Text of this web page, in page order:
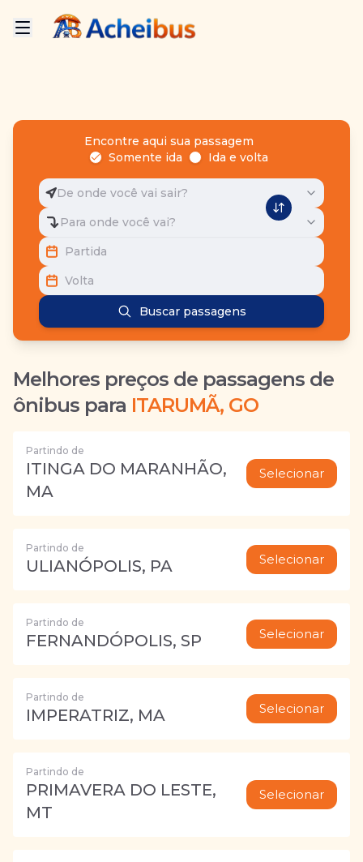
Encontre aqui sua passagem
Somente ida
Ida e volta
De onde você vai sair?
Para onde você vai?
Partida
Volta
Buscar passagens
Melhores preços de passagens de
ônibus para ITARUMÃ, GO
Partindo de
ITINGA DO MARANHÃO,
MA
Selecionar
Partindo de
ULIANÓPOLIS, PA Selecionar
Partindo de
FERNANDÓPOLIS, SP Selecionar
Partindo de
IMPERATRIZ, MA Selecionar
Partindo de
PRIMAVERA DO LESTE,
MT
Selecionar